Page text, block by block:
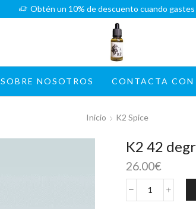
Obtén un 10% de descuento cuando
SOBRE NOSOTROS CONTACTA CON
Inicio
K2 Spice
K2 42
26.00€
K2